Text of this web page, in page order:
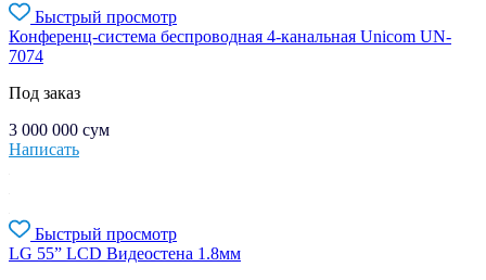
Быстрый просмотр
Конференц-система беспроводная 4-канальная Unicom UN-
7074
Под заказ
3 000 000 сум
Написать
Быстрый просмотр
LG 55” LCD Видеостена 1.8мм